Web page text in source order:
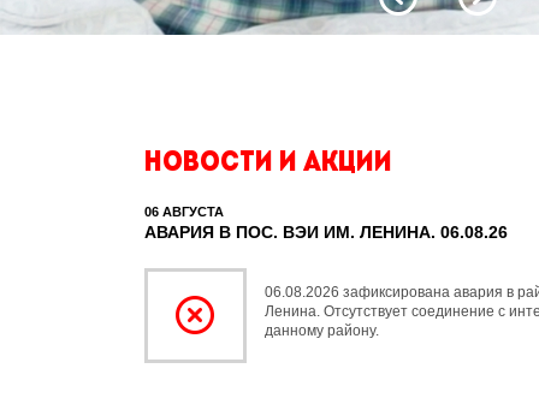
Новости и акции
06 АВГУСТА
АВАРИЯ В ПОС. ВЭИ ИМ. ЛЕНИНА. 06.08.26
06.08.2026 зафиксирована авария в
Ленина. Отсутствует соединение с
данному району.